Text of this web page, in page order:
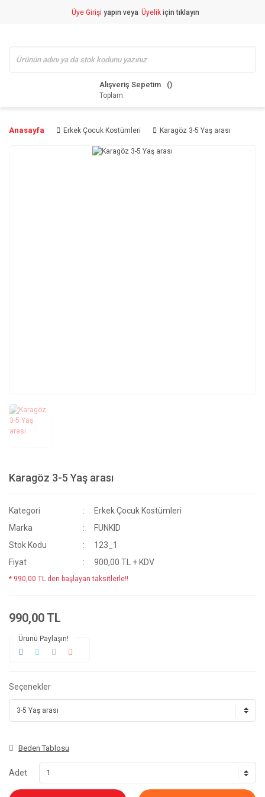
Üye Girişi yapın veya Üyelik için tıklayın
Alışveriş Sepetim
Toplam:
Anasayfa Erkek Çocuk Kostümleri Karagöz 3-5 Yaş arası
Karagöz 3-5 Yaş arası
Kategori
Erkek Çocuk Kostümleri
Marka
FUNKID
Stok Kodu
123_1
Fiyat
900,00 TL + KDV
* 990,00 TL den başlayan taksitlerle!!
990,00 TL
Ürünü Paylaşın!
Seçenekler
Beden Tablosu
Adet